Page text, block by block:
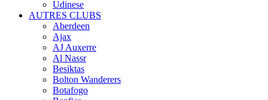
Udinese
AUTRES CLUBS
Aberdeen
Ajax
AJ Auxerre
Al Nassr
Besiktas
Bolton Wanderers
Botafogo